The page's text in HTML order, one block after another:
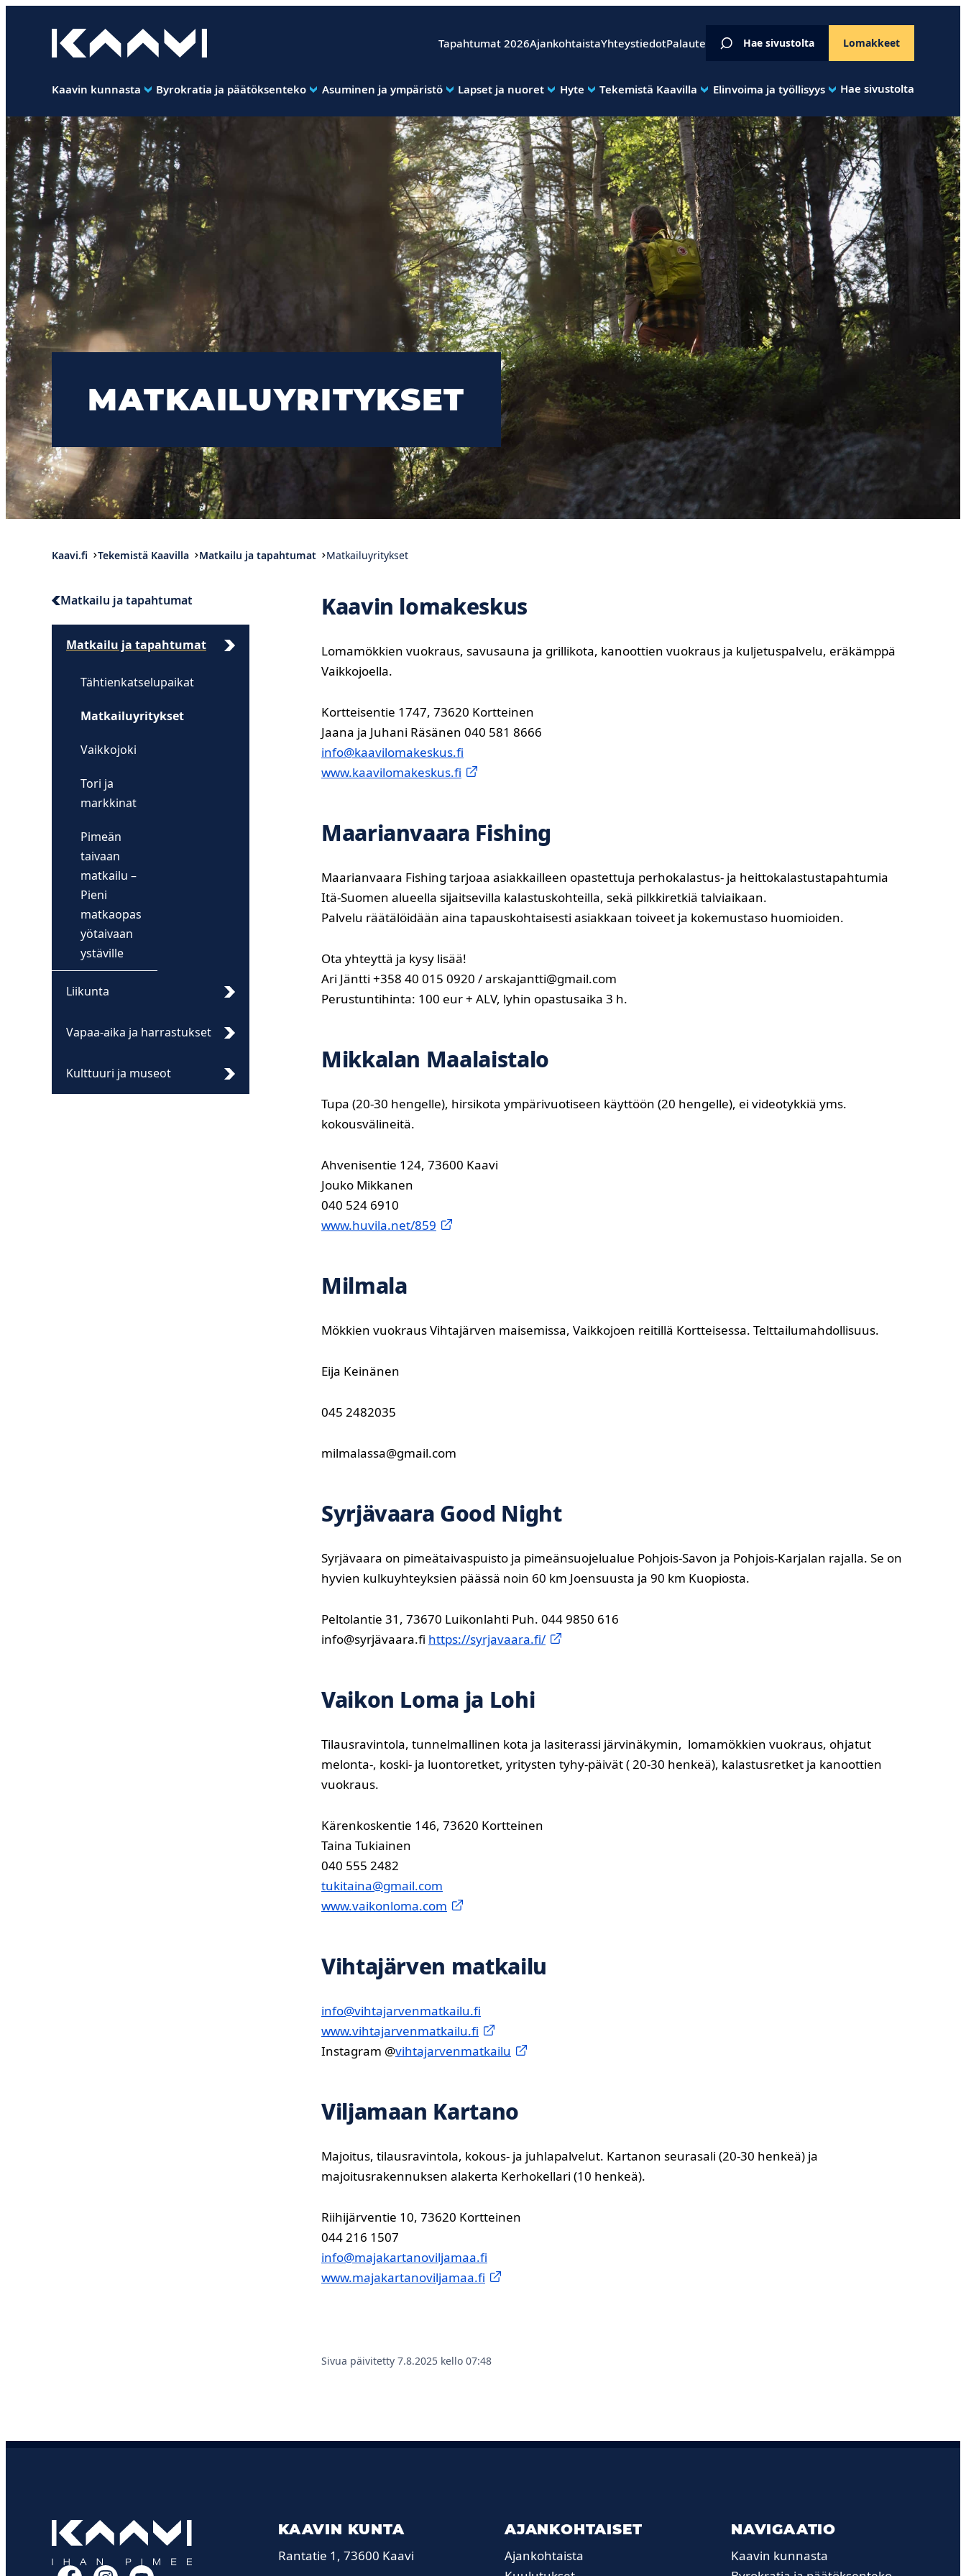
sisältöön
Kaavin kunta
pimee.
Tapahtumat 2026AjankohtaistaYhteystiedotPalaute Hae sivustolta Lomakkeet
Kaavin kunnasta Byrokratia ja päätöksenteko Asuminen ja ympäristö Lapset ja nuoret Hyte Tekemistä Kaavilla Elinvoima ja työllisyys Hae sivustolta
MATKAILUYRITYKSET
Kaavi.fi Tekemistä Kaavilla Matkailu ja tapahtumat Matkailuyritykset
Matkailu ja tapahtumat
Matkailu ja tapahtumat
Tähtienkatselupaikat
Matkailuyritykset
Vaikkojoki
Tori ja
markkinat
Pimeän
taivaan
matkailu –
Pieni
matkaopas
yötaivaan
ystäville
Liikunta
Vapaa-aika ja harrastukset
Kulttuuri ja museot
Kaavin lomakeskus
Lomamökkien vuokraus, savusauna ja grillikota, kanoottien vuokraus ja kuljetuspalvelu, eräkämppä
Vaikkojoella.
Kortteisentie 1747, 73620 Kortteinen
Jaana ja Juhani Räsänen 040 581 8666
info@kaavilomakeskus.fi
www.kaavilomakeskus.fi
Maarianvaara Fishing
Maarianvaara Fishing tarjoaa asiakkailleen opastettuja perhokalastus- ja heittokalastustapahtumia
Itä-Suomen alueella sijaitsevilla kalastuskohteilla, sekä pilkkiretkiä talviaikaan.
Palvelu räätälöidään aina tapauskohtaisesti asiakkaan toiveet ja kokemustaso huomioiden.
Ota yhteyttä ja kysy lisää!
Ari Jäntti +358 40 015 0920 / arskajantti@gmail.com
Perustuntihinta: 100 eur + ALV, lyhin opastusaika 3 h.
Mikkalan Maalaistalo
Tupa (20-30 hengelle), hirsikota ympärivuotiseen käyttöön (20 hengelle), ei videotykkiä yms.
kokousvälineitä.
Ahvenisentie 124, 73600 Kaavi
Jouko Mikkanen
040 524 6910
www.huvila.net/859
Milmala
Mökkien vuokraus Vihtajärven maisemissa, Vaikkojoen reitillä Kortteisessa. Telttailumahdollisuus.
Eija Keinänen
045 2482035
milmalassa@gmail.com
Syrjävaara Good Night
Syrjävaara on pimeätaivaspuisto ja pimeänsuojelualue Pohjois-Savon ja Pohjois-Karjalan rajalla. Se on
hyvien kulkuyhteyksien päässä noin 60 km Joensuusta ja 90 km Kuopiosta.
Peltolantie 31, 73670 Luikonlahti Puh. 044 9850 616
info@syrjävaara.fi https://syrjavaara.fi/
Vaikon Loma ja Lohi
Tilausravintola, tunnelmallinen kota ja lasiterassi järvinäkymin, lomamökkien vuokraus, ohjatut
melonta-, koski- ja luontoretket, yritysten tyhy-päivät ( 20-30 henkeä), kalastusretket ja kanoottien
vuokraus.
Kärenkoskentie 146, 73620 Kortteinen
Taina Tukiainen
040 555 2482
tukitaina@gmail.com
www.vaikonloma.com
Vihtajärven matkailu
info@vihtajarvenmatkailu.fi
www.vihtajarvenmatkailu.fi
Instagram @vihtajarvenmatkailu
Viljamaan Kartano
Majoitus, tilausravintola, kokous- ja juhlapalvelut. Kartanon seurasali (20-30 henkeä) ja
majoitusrakennuksen alakerta Kerhokellari (10 henkeä).
Riihijärventie 10, 73620 Kortteinen
044 216 1507
info@majakartanoviljamaa.fi
www.majakartanoviljamaa.fi
Sivua päivitetty 7.8.2025 kello 07:48
KAAVIN KUNTA
Rantatie 1, 73600 Kaavi
AJANKOHTAISET
Ajankohtaista
NAVIGAATIO
Kaavin kunnasta